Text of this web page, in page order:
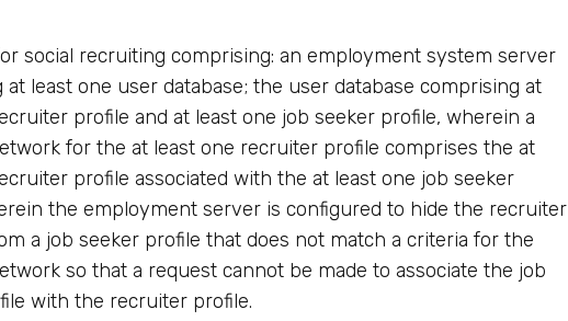
social recruiting comprising: an employment system server
at least one user database; the user database comprising at
profile and at least one job seeker profile, wherein a
for the at least one recruiter profile comprises the at
profile associated with the at least one job seeker
the employment server is configured to hide the recruiter
a job seeker profile that does not match a criteria for the
so that a request cannot be made to associate the job
with the recruiter profile.